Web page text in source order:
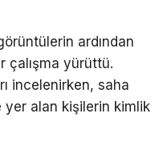
ardından
çalışma yürüttü.
incelenirken, saha
yer alan kişilerin kimlik